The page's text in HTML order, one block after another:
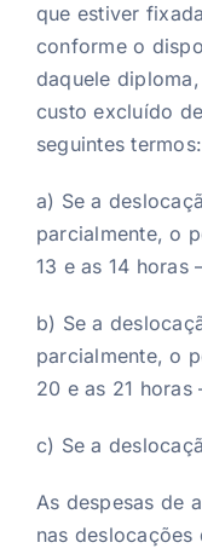
que estiver
conforme o
daquele
custo excluído
seguintes termos:
a) Se a
parcialmente, o
13 e as 14 horas
b) Se a
parcialmente, o
20 e as 21 horas
c) Se a
As despesas de
nas